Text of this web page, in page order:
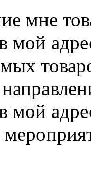
мне
мой
мой